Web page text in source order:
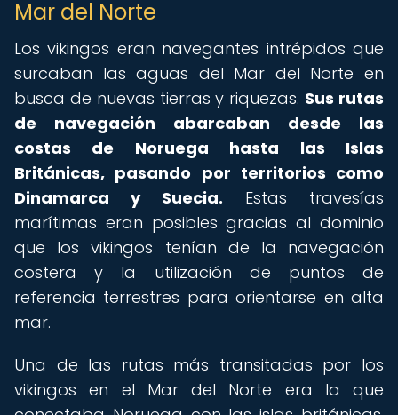
Mar del Norte
Los vikingos eran navegantes intrépidos que
surcaban las aguas del Mar del Norte en
busca de nuevas tierras y riquezas. Sus rutas
de navegación abarcaban desde las
costas de Noruega hasta las Islas
Británicas, pasando por territorios como
Dinamarca y Suecia. Estas travesías
marítimas eran posibles gracias al dominio
que los vikingos tenían de la navegación
costera y la utilización de puntos de
referencia terrestres para orientarse en alta
mar.
Una de las rutas más transitadas por los
vikingos en el Mar del Norte era la que